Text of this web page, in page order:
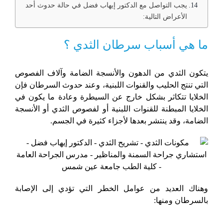
يجب التواصل مع الدكتور إيهاب فضل في حالة حدوث أحد
الأعراض التالية:
ما هي أسباب سرطان الثدي ؟
يتكون الثدي من الدهون والأنسجة الضامة وآلاف الفصوص
التي تنتج الحليب والقنوات اللبنية، وعند حدوث السرطان فإن
الخلايا تتكاثر بشكل خارج عن السيطرة وعادة ما يكون في
الخلايا المبطنة للقنوات اللبنية أو لفصوص الثدي أو الأنسجة
الضامة، وقد ينتشر بعدها لأجزاء كثيرة في الجسم.
وهناك العديد من عوامل الخطر التي تؤدي إلى الإصابة
بالسرطان ومنها: